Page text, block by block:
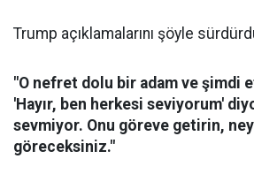
Trump açıklamalarını şöyle
"O nefret dolu bir adam ve şimdi
'Hayır, ben herkesi seviyorum'
sevmiyor. Onu göreve getirin,
göreceksiniz."